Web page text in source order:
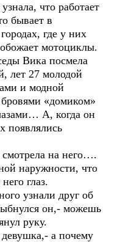
что работает
бывает в
где у них
мотоциклы.
Вика посмела
лет 27 молодой
и модной
«домиком»
А, когда он
появлялись
на него….
наружности, что
глаз.
узнали друг об
он,- можешь
руку.
а почему